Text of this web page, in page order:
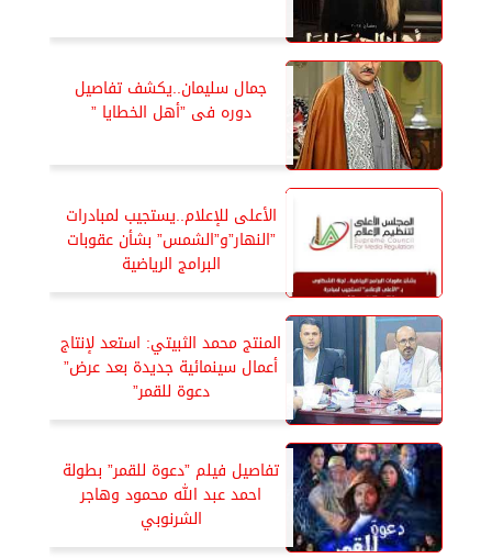
جمال سليمان..يكشف تفاصيل
دوره فى ”أهل الخطايا ”
الأعلى للإعلام..يستجيب لمبادرات
”النهار”و”الشمس” بشأن عقوبات
البرامج الرياضية
المنتج محمد الثبيتي: استعد لإنتاج
أعمال سينمائية جديدة بعد عرض”
دعوة للقمر”
تفاصيل فيلم ”دعوة للقمر” بطولة
احمد عبد الله محمود وهاجر
الشرنوبي